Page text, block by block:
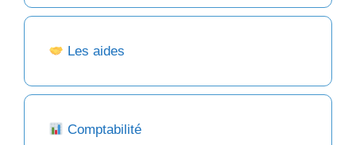
Les aides
Comptabilité